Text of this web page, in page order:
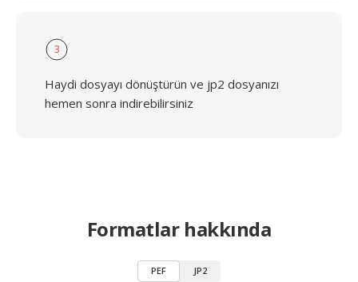
3
Haydi dosyayı dönüştürün ve jp2 dosyanızı
hemen sonra indirebilirsiniz
Formatlar hakkında
PEF JP2